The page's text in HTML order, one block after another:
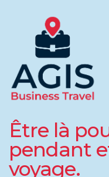
Être là
pendant
voyage.